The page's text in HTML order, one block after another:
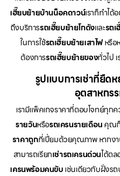
เฮี๊ยบย้ายบ้านน็อคดาวน์เราก็ทำไ
ถึงบริการรถเฮี๊ยบย้ายโกดังและรถ
ในการใช้รถเฮี๊ยบย้ายเสาไฟหรือ
ต้องการรถเฮี๊ยบย้ายของทั่วไป
รูปแบบการเช่าที่ยืด
อุตสาหกร
เรามีแพ็คเกจราคาที่ตอบโจทย์ทุก
รายวันหรือรถเครนรายเดือน คุณ
ราคาถูกที่เปี่ยมด้วยคุณภาพ หากง
สามารถเรียกเช่ารถเครนด่วนได้ตล
เครนพร้อมคนขับ เช่นเดียวกับฝั่งร